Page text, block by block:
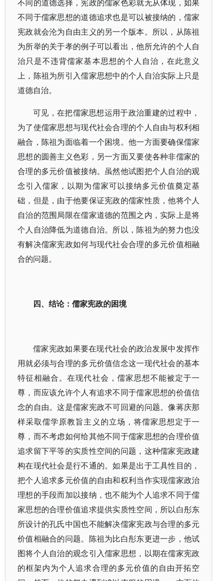
不同的道德选择，宪政的儒家色彩就无从体现，如果
不同于儒家思想的道德追求也是可以被接纳的，儒家
宪政就会沦为自由主义的另一个版本。所以，从陈祖
为所举的关于孝的例子可以看出，他所允许的个人自
治只是不违背儒家基本思想的个人自治，在此意义
上，陈祖为所引入儒家思想中的个人自治实际上只是
道德自治。
可见，在把儒家思想运用于政治重建的过程中，
为了使儒家思想与现代社会合理的个人自由与权利相
融合，陈祖为面临着一个困境。他一方面要确保儒家
思想的圆善主义色彩，另一方面又要使各种非儒家的
合理的多元价值被接纳。虽然他试图把个人自治的观
念引入儒家，以期为儒家可以接纳多元价值奠定基
础，但是，由于他要保证宪政的儒家性质，他将个人
自治的范围局限在儒家道德的范围之内，实际上是将
个人自治降低为道德自治。所以，陈祖为的努力也没
有解决儒家宪政如何与现代社会合理的多元价值相融
合的问题。
四、结论：儒家宪政的困境
儒家宪政如果要在现代社会的政治发展中发挥作
用就必须与合理的多元价值信念这一现代社会的基本
特征相融合。在现代社会，儒家思想不能被定于一
尊，而应该允许个人有追求不同于儒家思想的价值信
念的自由。这是儒家宪政不可回避的问题。像蒋庆那
样采取儒学原教旨主义的立场，将儒家思想定于一
尊，而不考虑如何给其他不同于儒家思想的合理价值
追求留下平等的实质性空间的问题，这种儒家宪政建
构在现代社会是行不通的。如果是出于工具性目的，
把个人追求多元价值的自由和权利当作实现儒家政治
理想的手段而加以接纳，也不能为个人追求不同于儒
家思想的合理价值追求提供实质性空间，所以白彤东
所设计的孔氏中国也不能解决儒家宪政与合理的多元
价值相融合的问题。陈祖为比白彤东更进一步，他试
图将个人自治的观念引入儒家思想，以期在儒家宪政
的框架内为个人追求合理的多元价值的自由开拓空